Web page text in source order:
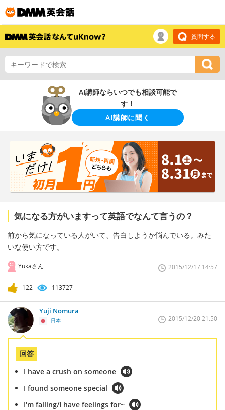
質問する
AI講師ならいつでも相談可能で
す！
AI講師に聞く
気になる方がいますって英語でなんて言うの？
前から気になっている人がいて、告白しようか悩んでいる。みた
いな使い方です。
Yukaさん 2015/12/17 14:57
122 113727
Yuji Nomura
日本 2015/12/20 21:50
回答
I have a crush on someone
I found someone special
I'm falling/I have feelings for~